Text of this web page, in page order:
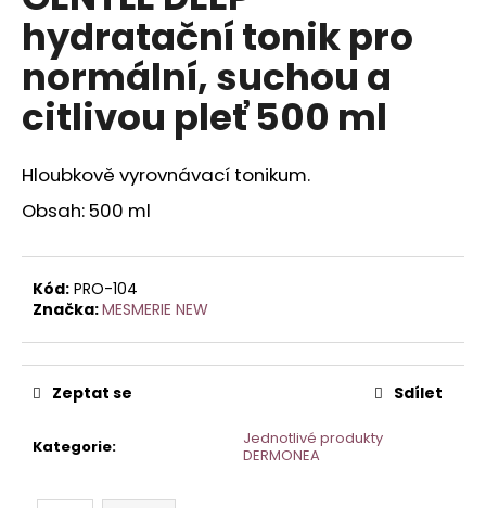
0,0
5
hvězdiček.
hydratační tonik pro
normální, suchou a
citlivou pleť 500 ml
Hloubkově vyrovnávací tonikum.
Obsah: 500 ml
Kód: PRO-104
Značka:MESMERIE NEW
Kategorie:
Jednotlivé produkty
DERMONEA
Zeptat se Sdílet
a
j
í
t
?
HLEDAT
D
o
p